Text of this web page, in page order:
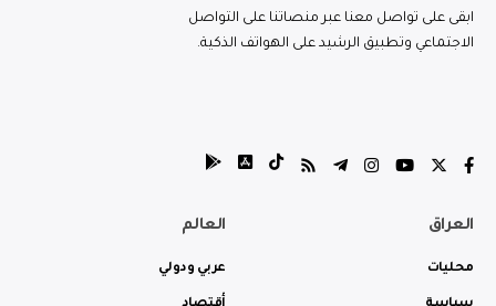
ابقى على تواصل معنا عبر منصاتنا على التواصل
الاجتماعي وتطبيق الرشيد على الهواتف الذكية.
العراق
محليات
العالم
عربي ودولي